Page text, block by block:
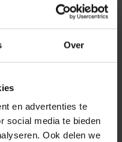
Over
en advertenties te
social media te bieden
Ook delen we
5-01 50kN
CPR501